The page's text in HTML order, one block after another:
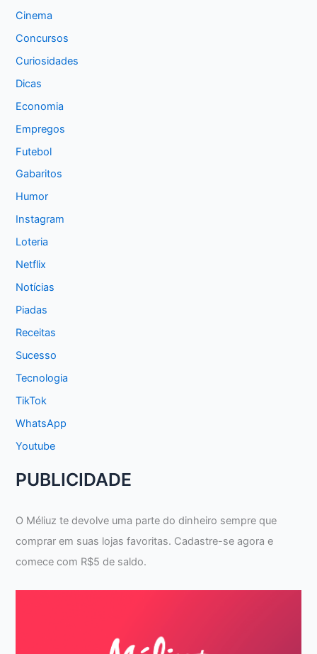
Cinema
Concursos
Curiosidades
Dicas
Economia
Empregos
Futebol
Gabaritos
Humor
Instagram
Loteria
Netflix
Notícias
Piadas
Receitas
Sucesso
Tecnologia
TikTok
WhatsApp
Youtube
PUBLICIDADE
O Méliuz te devolve uma parte do dinheiro sempre que
comprar em suas lojas favoritas. Cadastre-se agora e
comece com R$5 de saldo.